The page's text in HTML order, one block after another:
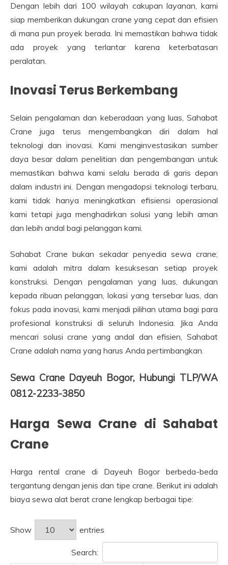
Dengan lebih dari 100 wilayah cakupan layanan, kami
siap memberikan dukungan crane yang cepat dan efisien
di mana pun proyek berada. Ini memastikan bahwa tidak
ada proyek yang terlantar karena keterbatasan
peralatan.
Inovasi Terus Berkembang
Selain pengalaman dan keberadaan yang luas, Sahabat
Crane juga terus mengembangkan diri dalam hal
teknologi dan inovasi. Kami menginvestasikan sumber
daya besar dalam penelitian dan pengembangan untuk
memastikan bahwa kami selalu berada di garis depan
dalam industri ini. Dengan mengadopsi teknologi terbaru,
kami tidak hanya meningkatkan efisiensi operasional
kami tetapi juga menghadirkan solusi yang lebih aman
dan lebih andal bagi pelanggan kami.
Sahabat Crane bukan sekadar penyedia sewa crane;
kami adalah mitra dalam kesuksesan setiap proyek
konstruksi. Dengan pengalaman yang luas, dukungan
kepada ribuan pelanggan, lokasi yang tersebar luas, dan
fokus pada inovasi, kami menjadi pilihan utama bagi para
profesional konstruksi di seluruh Indonesia. Jika Anda
mencari solusi crane yang andal dan efisien, Sahabat
Crane adalah nama yang harus Anda pertimbangkan.
Sewa Crane Dayeuh Bogor, Hubungi TLP/WA
0812-2233-3850
Harga Sewa Crane di Sahabat
Crane
Harga rental crane di Dayeuh Bogor berbeda-beda
tergantung dengan jenis dan tipe crane. Berikut ini adalah
biaya sewa alat berat crane lengkap berbagai tipe:
Show entries
Search: